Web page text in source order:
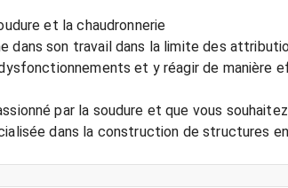
et la chaudronnerie
dans son travail dans la limite des
et y réagir de manière
par la soudure et que vous